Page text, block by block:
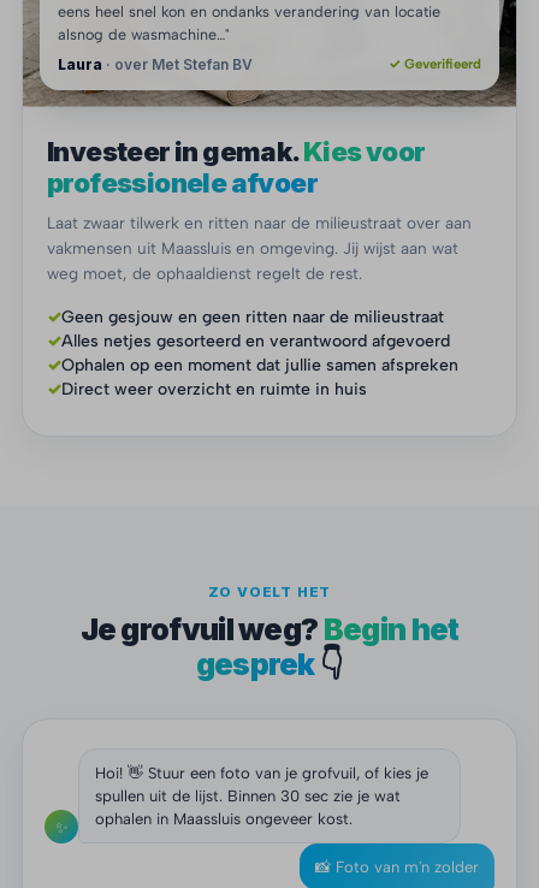
eens heel snel kon en ondanks verandering van locatie
alsnog de wasmachine…"
Laura · over Met Stefan BV ✓ Geverifieerd
Investeer in gemak.Kies voor
professionele afvoer
Laat zwaar tilwerk en ritten naar de milieustraat over aan
vakmensen uit Maassluis en omgeving. Jij wijst aan wat
weg moet, de ophaaldienst regelt de rest.
✓Geen gesjouw en geen ritten naar de milieustraat
✓Alles netjes gesorteerd en verantwoord afgevoerd
✓Ophalen op een moment dat jullie samen afspreken
✓Direct weer overzicht en ruimte in huis
ZO VOELT HET
Je grofvuil weg? Begin het
gesprek👇
✨
Hoi! 👋 Stuur een foto van je grofvuil, of kies je
spullen uit de lijst. Binnen 30 sec zie je wat
ophalen in Maassluis ongeveer kost.
📸 Foto van m'n zolder